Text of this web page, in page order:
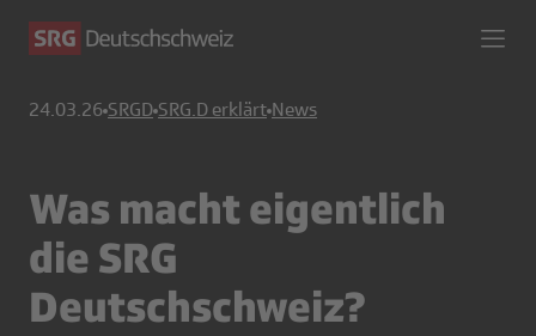
24.03.26 SRGD SRG.D erklärt News
Was macht eigentlich
die SRG
Deutschschweiz?